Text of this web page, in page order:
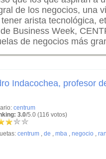
de los negocios, una
arista tecnológica,
Business Week,
de negocios más
Indacochea, profesor
centrum
3.0/5.0 (116 votos)
centrum , de , mba , negocio ,